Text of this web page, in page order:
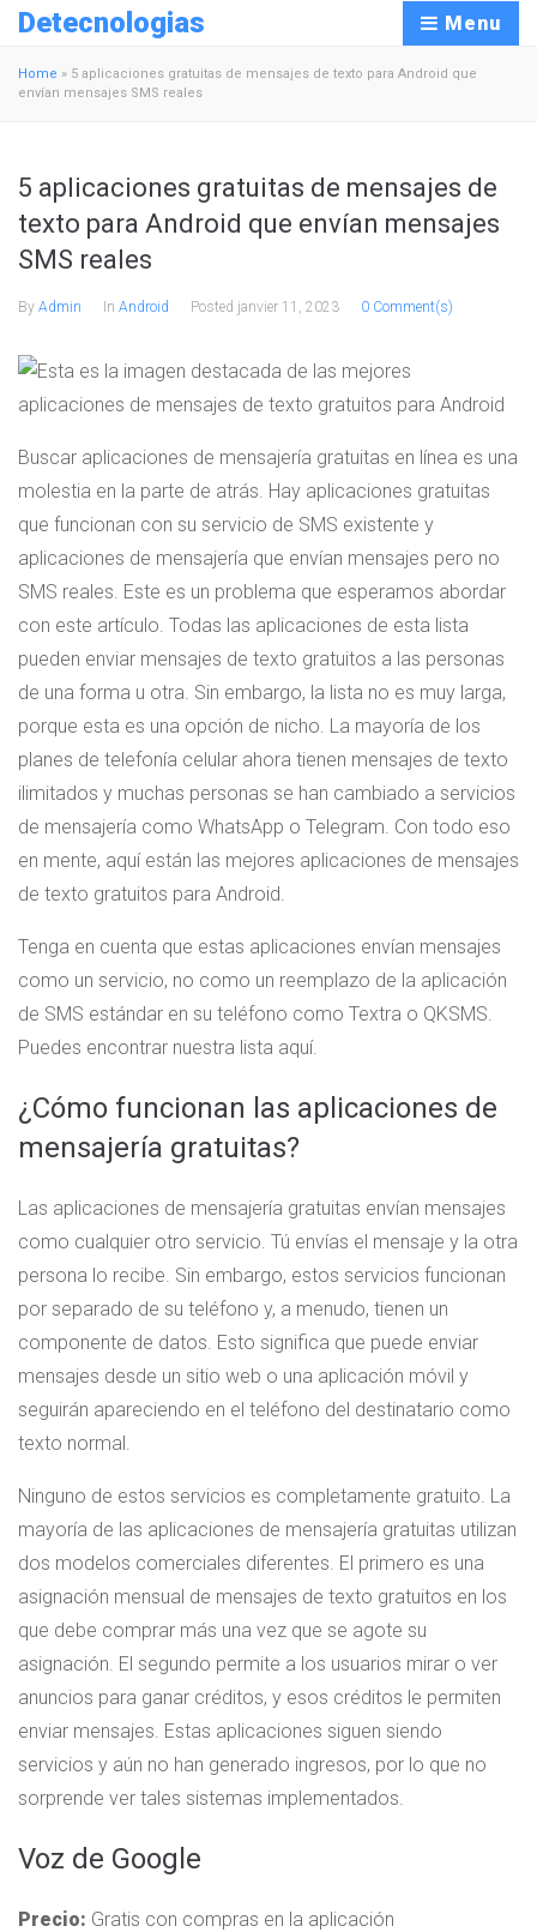
Detecnologias Menu
Home » 5 aplicaciones gratuitas de mensajes de texto para Android que
envían mensajes SMS reales
5 aplicaciones gratuitas de mensajes de
texto para Android que envían mensajes
SMS reales
By Admin In Android Posted janvier 11, 2023 0 Comment(s)
Buscar aplicaciones de mensajería gratuitas en línea es una
molestia en la parte de atrás. Hay aplicaciones gratuitas
que funcionan con su servicio de SMS existente y
aplicaciones de mensajería que envían mensajes pero no
SMS reales. Este es un problema que esperamos abordar
con este artículo. Todas las aplicaciones de esta lista
pueden enviar mensajes de texto gratuitos a las personas
de una forma u otra. Sin embargo, la lista no es muy larga,
porque esta es una opción de nicho. La mayoría de los
planes de telefonía celular ahora tienen mensajes de texto
ilimitados y muchas personas se han cambiado a servicios
de mensajería como WhatsApp o Telegram. Con todo eso
en mente, aquí están las mejores aplicaciones de mensajes
de texto gratuitos para Android.
Tenga en cuenta que estas aplicaciones envían mensajes
como un servicio, no como un reemplazo de la aplicación
de SMS estándar en su teléfono como Textra o QKSMS.
Puedes encontrar nuestra lista aquí.
¿Cómo funcionan las aplicaciones de
mensajería gratuitas?
Las aplicaciones de mensajería gratuitas envían mensajes
como cualquier otro servicio. Tú envías el mensaje y la otra
persona lo recibe. Sin embargo, estos servicios funcionan
por separado de su teléfono y, a menudo, tienen un
componente de datos. Esto significa que puede enviar
mensajes desde un sitio web o una aplicación móvil y
seguirán apareciendo en el teléfono del destinatario como
texto normal.
Ninguno de estos servicios es completamente gratuito. La
mayoría de las aplicaciones de mensajería gratuitas utilizan
dos modelos comerciales diferentes. El primero es una
asignación mensual de mensajes de texto gratuitos en los
que debe comprar más una vez que se agote su
asignación. El segundo permite a los usuarios mirar o ver
anuncios para ganar créditos, y esos créditos le permiten
enviar mensajes. Estas aplicaciones siguen siendo
servicios y aún no han generado ingresos, por lo que no
sorprende ver tales sistemas implementados.
Voz de Google
Precio: Gratis con compras en la aplicación